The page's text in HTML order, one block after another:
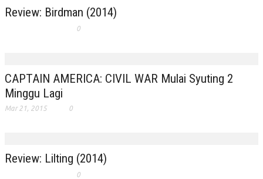
Review: Birdman (2014)
0
CAPTAIN AMERICA: CIVIL WAR Mulai Syuting 2
Minggu Lagi
Mar 21, 2015 0
Review: Lilting (2014)
0